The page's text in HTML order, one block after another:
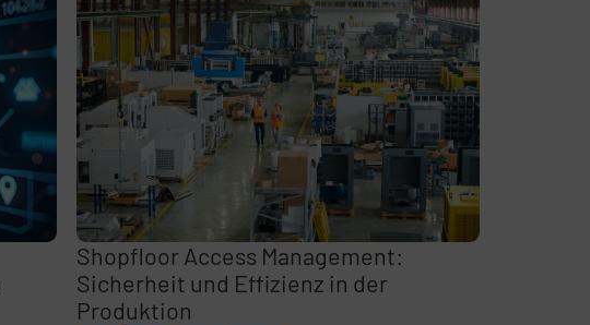
Shopfloor Access Management:
Sicherheit und Effizienz in der
Produktion